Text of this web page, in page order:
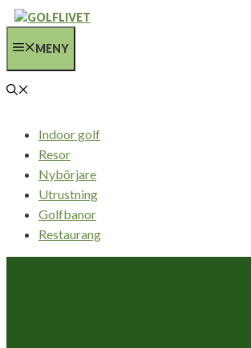
Hoppa
innehållMENY
Indoor golf
Resor
Nybörjare
Utrustning
Golfbanor
Restaurang